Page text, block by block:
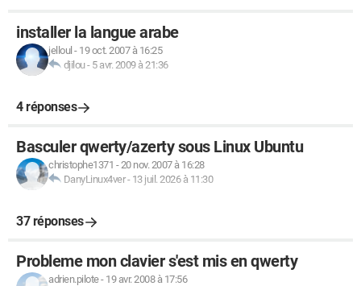
installer la langue arabe
jelloul - 19 oct. 2007 à 16:25
djilou- 5 avr. 2009 à 21:36
4 réponses
Basculer qwerty/azerty sous Linux Ubuntu
christophe1371 -20 nov. 2007 à 16:28
DanyLinux4ver- 13 juil. 2026 à 11:30
37 réponses
Probleme mon clavier s'est mis en qwerty
adrien.pilote- 19 avr. 2008 à 17:56